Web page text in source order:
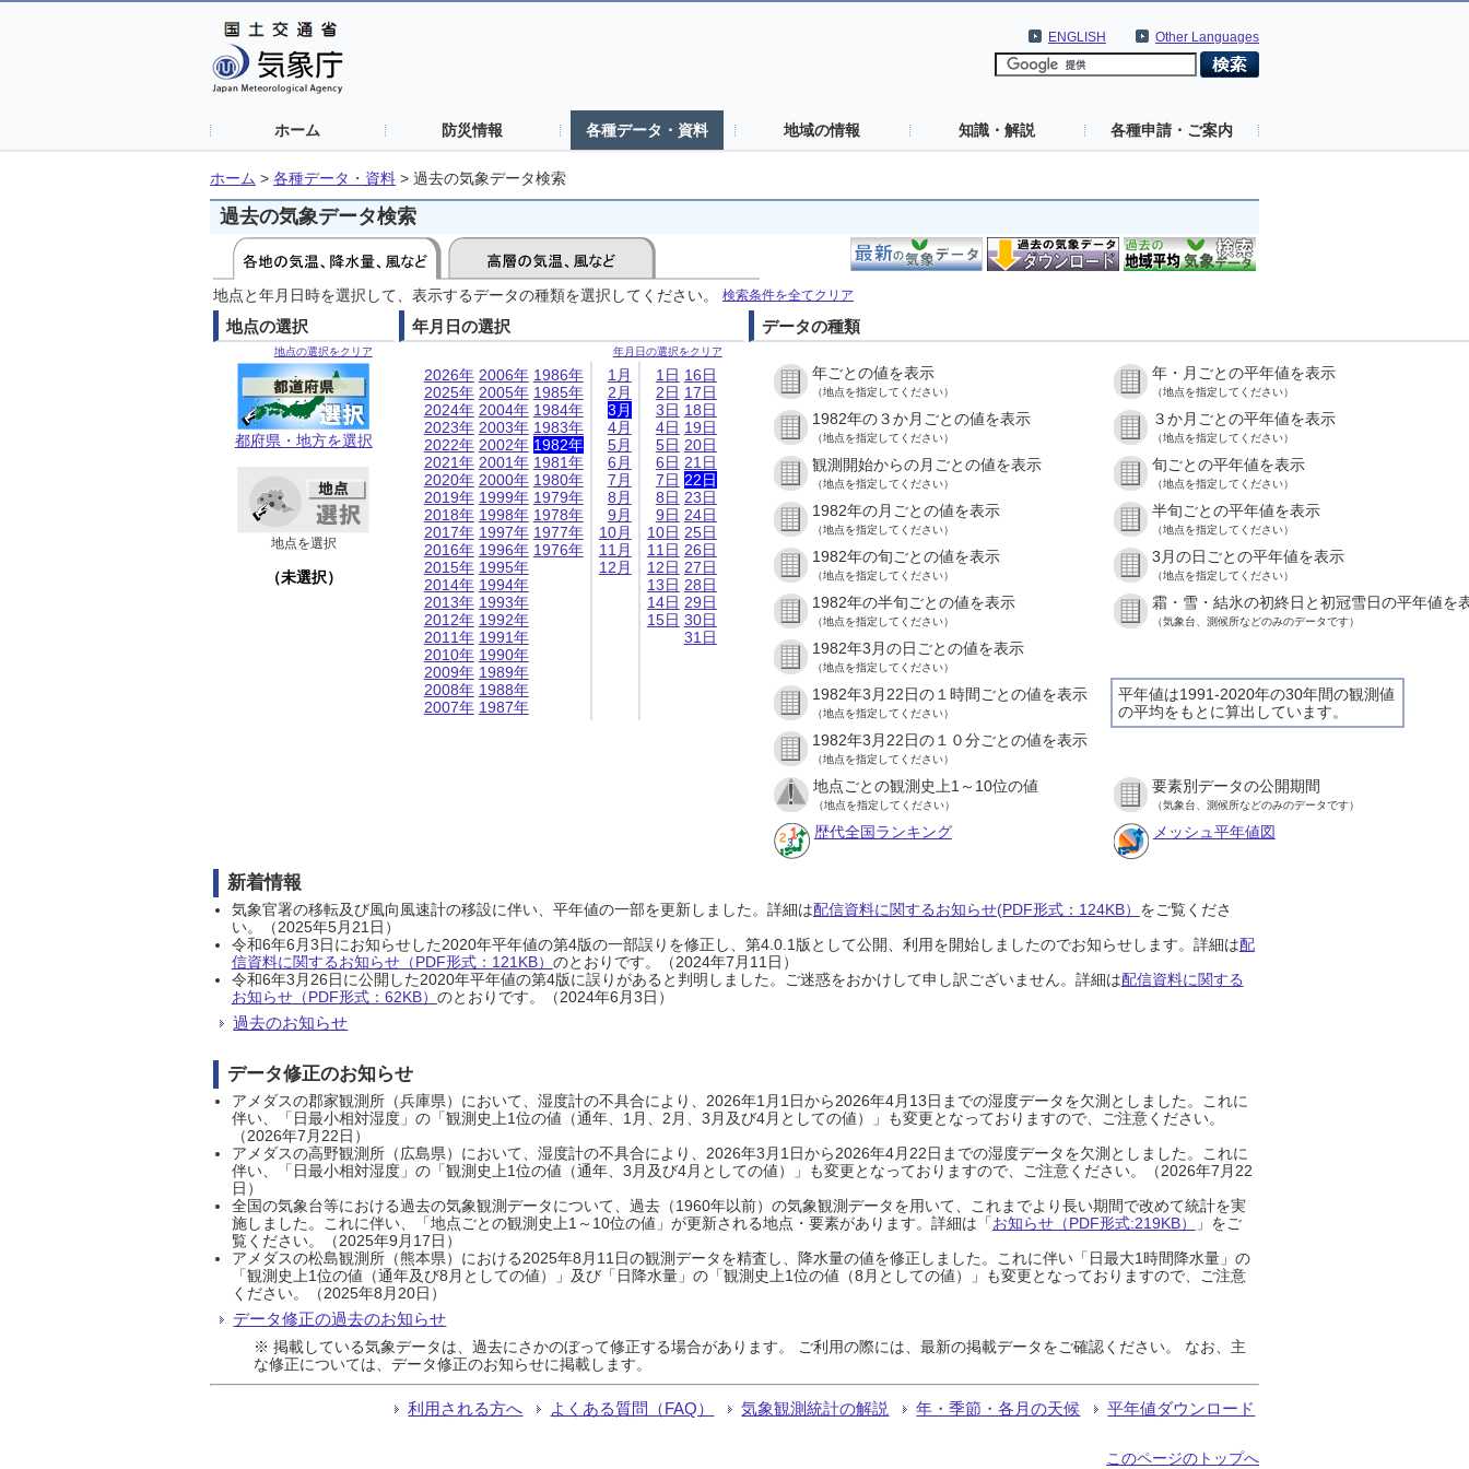
Other Languages
ENGLISH
ホーム 防災情報 各種データ・資料 地域の情報 知識・解説 各種申請・ご案内
ホーム > 各種データ・資料 > 過去の気象データ検索
過去の気象データ検索
地点と年月日時を選択して、表示するデータの種類を選択してください。 検索条件を全てクリア
地点の選択
地点の選択をクリア
都府県・地方を選択
地点を選択
（未選択）
年月日の選択
年月日の選択をクリア
2026年
2025年
2024年
2023年
2022年
2021年
2020年
2019年
2018年
2017年
2016年
2015年
2014年
2013年
2012年
2011年
2010年
2009年
2008年
2007年
2006年
2005年
2004年
2003年
2002年
2001年
2000年
1999年
1998年
1997年
1996年
1995年
1994年
1993年
1992年
1991年
1990年
1989年
1988年
1987年
1986年
1985年
1984年
1983年
1982年
1981年
1980年
1979年
1978年
1977年
1976年
1月
2月
3月
4月
5月
6月
7月
8月
9月
10月
11月
12月
1日
2日
3日
4日
5日
6日
7日
8日
9日
10日
11日
12日
13日
14日
15日
16日
17日
18日
19日
20日
21日
22日
23日
24日
25日
26日
27日
28日
29日
30日
31日
データの種類
年ごとの値を表示
（地点を指定してください）
年・月ごとの平年値を表示
（地点を指定してください）
1982年の３か月ごとの値を表示
（地点を指定してください）
３か月ごとの平年値を表示
（地点を指定してください）
観測開始からの月ごとの値を表示
（地点を指定してください）
旬ごとの平年値を表示
（地点を指定してください）
1982年の月ごとの値を表示
（地点を指定してください）
半旬ごとの平年値を表示
（地点を指定してください）
1982年の旬ごとの値を表示
（地点を指定してください）
3月の日ごとの平年値を表示
（地点を指定してください）
1982年の半旬ごとの値を表示
（地点を指定してください）
霜・雪・結氷の初終日と初冠雪日の平年値を
（気象台、測候所などのみのデータです）
1982年3月の日ごとの値を表示
（地点を指定してください）
平年値は1991-2020年の30年間の観測値
の平均をもとに算出しています。
1982年3月22日の１時間ごとの値を表示
（地点を指定してください）
1982年3月22日の１０分ごとの値を表示
（地点を指定してください）
地点ごとの観測史上1～10位の値
（地点を指定してください）
要素別データの公開期間
（気象台、測候所などのみのデータです）
歴代全国ランキング メッシュ平年値図
新着情報
気象官署の移転及び風向風速計の移設に伴い、平年値の一部を更新しました。詳細は配信資料に関するお知らせ(PDF形式：124KB） をご覧くださ
い。（2025年5月21日）
令和6年6月3日にお知らせした2020年平年値の第4版の一部誤りを修正し、第4.0.1版として公開、利用を開始しましたのでお知らせします。詳細は配
信資料に関するお知らせ（PDF形式：121KB） のとおりです。（2024年7月11日）
令和6年3月26日に公開した2020年平年値の第4版に誤りがあると判明しました。ご迷惑をおかけして申し訳ございません。詳細は配信資料に関する
お知らせ（PDF形式：62KB） のとおりです。（2024年6月3日）
過去のお知らせ
データ修正のお知らせ
アメダスの郡家観測所（兵庫県）において、湿度計の不具合により、2026年1月1日から2026年4月13日までの湿度データを欠測としました。これに
伴い、「日最小相対湿度」の「観測史上1位の値（通年、1月、2月、3月及び4月としての値）」も変更となっておりますので、ご注意ください。
（2026年7月22日）
アメダスの高野観測所（広島県）において、湿度計の不具合により、2026年3月1日から2026年4月22日までの湿度データを欠測としました。これに
伴い、「日最小相対湿度」の「観測史上1位の値（通年、3月及び4月としての値）」も変更となっておりますので、ご注意ください。（2026年7月22
日）
全国の気象台等における過去の気象観測データについて、過去（1960年以前）の気象観測データを用いて、これまでより長い期間で改めて統計を実
施しました。これに伴い、「地点ごとの観測史上1～10位の値」が更新される地点・要素があります。詳細は「お知らせ（PDF形式:219KB）
」をご
覧ください。（2025年9月17日）
アメダスの松島観測所（熊本県）における2025年8月11日の観測データを精査し、降水量の値を修正しました。これに伴い「日最大1時間降水量」の
「観測史上1位の値（通年及び8月としての値）」及び「日降水量」の「観測史上1位の値（8月としての値）」も変更となっておりますので、ご注意
ください。（2025年8月20日）
データ修正の過去のお知らせ
※ 掲載している気象データは、過去にさかのぼって修正する場合があります。 ご利用の際には、最新の掲載データをご確認ください。 なお、主
な修正については、データ修正のお知らせに掲載します。
利用される方へ よくある質問（FAQ） 気象観測統計の解説 年・季節・各月の天候 平年値ダウンロード
このページのトップへ